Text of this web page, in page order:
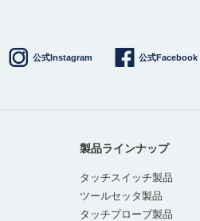
公式Instagram 公式Facebook
製品ラインナップ
タッチスイッチ製品
ツールセッタ製品
タッチプローブ製品